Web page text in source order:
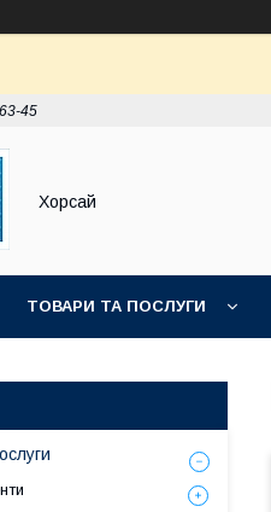
45
Хорсай
ТОВАРИ ТА ПОСЛУГИ